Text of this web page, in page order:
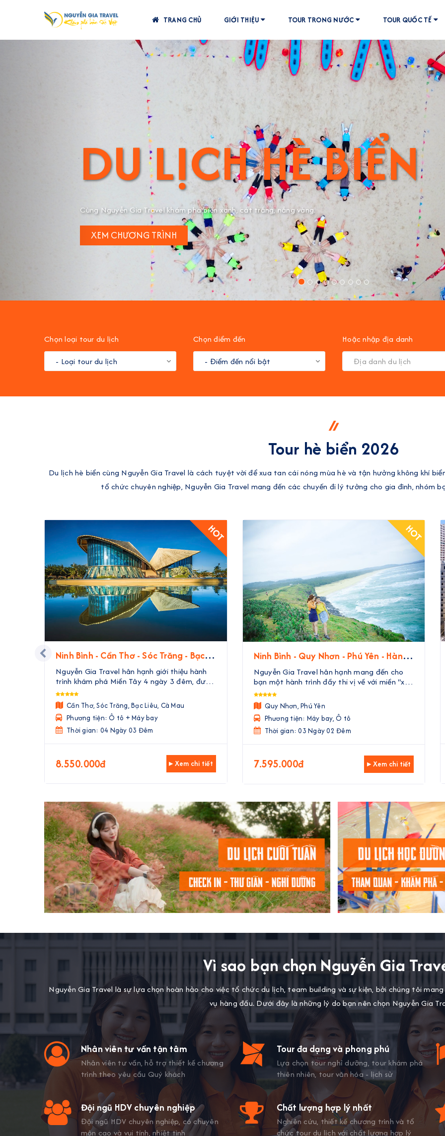
TRANG CHỦ GIỚI THIỆU TOUR TRONG NƯỚC TOUR QUỐC TẾ
KHÁM PHÁ BẢN
VIỆT
Trải nghiệm văn hóa và ẩm thực độc đáo tại các vùng miền.
ĐẶT TOUR NGAY
Chọn loại tour du lịch Chọn điểm đến
Hoặc nhập địa danh
Tour hè biển 2026
Du lịch hè biển cùng Nguyễn Gia Travel là cách tuyệt vời để xua tan cái nóng mùa hè và tận hưởng không khí
tổ chức chuyên nghiệp, Nguyễn Gia Travel mang đến các chuyến đi lý tưởng cho gia đình, nhóm
HOT
Ninh Bình - Cần Thơ - Sóc Trăng - Bạc
Liêu - Cà Mau | 4 Ngày 3 Đêm
Nguyễn Gia Travel hân hạnh giới thiệu hành
trình khám phá Miền Tây 4 ngày 3 đêm, đưa
Quý khách đến với vẻ đẹp trù phú, văn hóa
độc đáo và ẩm thực phong phú của vùng đất
phương Nam. Với sự kết hợp hoà ...
Cần Thơ, Sóc Trăng, Bạc Liêu, Cà Mau
Phương tiện: Ô tô + Máy bay
Thời gian: 04 Ngày 03 Đêm
8.550.000đ ▸ Xem chi tiết
HOT
Ninh Bình - Quy Nhơn - Phú Yên - Hành
Trình Về Với Hoa Vàng Trên Cỏ Xanh | 3
Ngày 2 Đêm
Nguyễn Gia Travel hân hạnh mang đến cho
bạn một hành trình đầy thi vị về với miền "xứ
Nẫu" Quy Nhơn - Phú Yên. Tour là sự kết hợp
hoàn hảo giữa những khung cảnh biển cả
hùng vĩ và nên thơ. Bạn sẽ đượ ...
Quy Nhơn, Phú Yên
Phương tiện: Máy bay, Ô tô
Thời gian: 03 Ngày 02 Đêm
7.595.000đ ▸ Xem chi tiết
Vì sao bạn chọn Nguyễn Gia
Nguyễn Gia Travel là sự lựa chọn hoàn hảo cho việc tổ chức du lịch, team building và sự kiện, bởi chúng tôi
vụ hàng đầu. Dưới đây là những lý do bạn nên chọn Nguyễn Gia
Nhân viên tư vấn tận tâm
Nhân viên tư vấn, hỗ trợ thiết kế chương
trình theo yêu cầu Quý khách
Đội ngũ HDV chuyên nghiệp
Đội ngũ HDV chuyên nghiệp, có chuyên
môn cao và vui tính, nhiệt tình
Tour đa dạng và phong phú
Lựa chọn tour nghỉ dưỡng, tour khám phá
thiên nhiên, tour văn hóa - lịch sử
Chất lượng hợp lý nhất
Nghiên cứu, thiết kế chương trình và tổ
chức tour du lịch với chất lượng hợp lý